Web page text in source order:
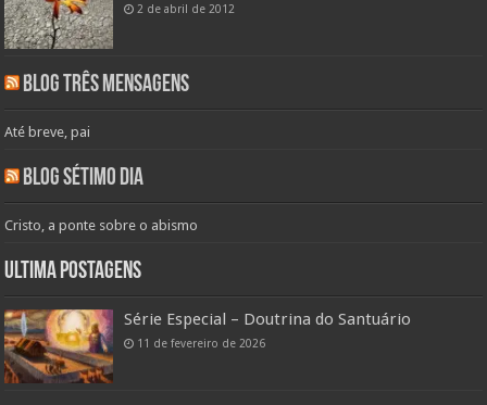
2 de abril de 2012
Blog Três Mensagens
Até breve, pai
Blog Sétimo Dia
Cristo, a ponte sobre o abismo
Ultima Postagens
Série Especial – Doutrina do Santuário
11 de fevereiro de 2026